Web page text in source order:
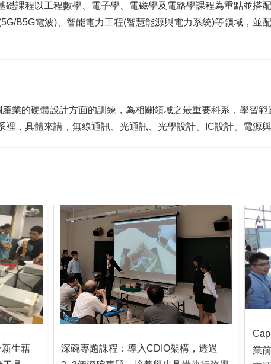
礎課程以工程數學、電子學、電磁學及電路學課程為重點並搭
B5G電波)、智能電力工程(智慧能源與電力系統)等領域，並
業的硬體設計方面的訓練，為相關領域之最重要科系，學習
，具體來講，無線通訊、光通訊、光學設計、IC設計、電源
生藉
深碗專題課程：導入CDIO架構，透過
業